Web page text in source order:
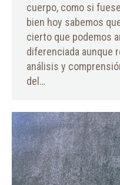
cuerpo, como si
bien hoy sabemos
cierto que podemos
diferenciada aunque
análisis y
del…